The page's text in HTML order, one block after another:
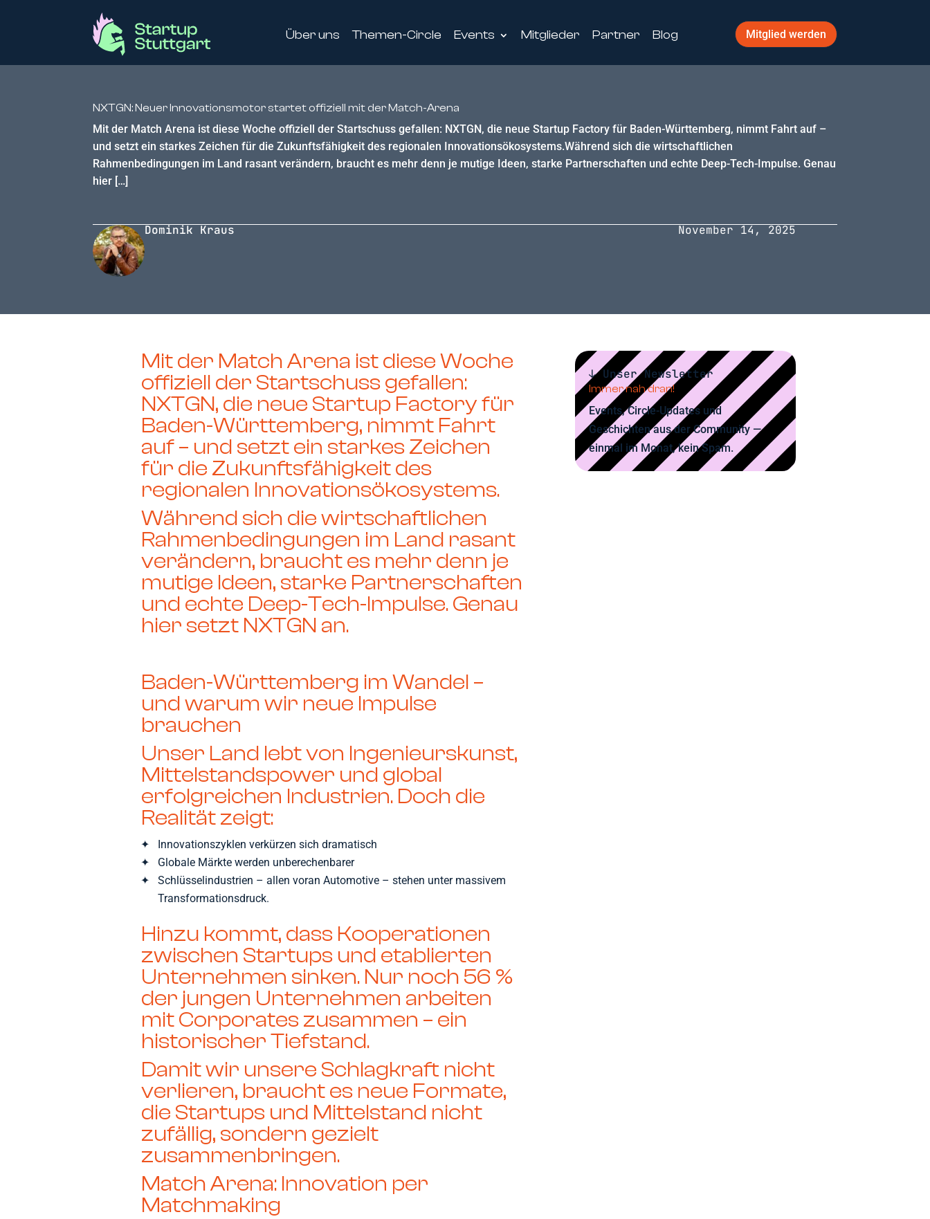
Über uns Themen-Circle Events Mitglieder Partner Blog Mitglied werden
NXTGN: Neuer Innovationsmotor startet offiziell mit der Match-Arena
Mit der Match Arena ist diese Woche offiziell der Startschuss gefallen: NXTGN, die neue Startup Factory für Baden-Württemberg, nimmt Fahrt auf –
und setzt ein starkes Zeichen für die Zukunftsfähigkeit des regionalen Innovationsökosystems.Während sich die wirtschaftlichen
Rahmenbedingungen im Land rasant verändern, braucht es mehr denn je mutige Ideen, starke Partnerschaften und echte Deep-Tech-Impulse. Genau
hier […]
Dominik Kraus November 14, 2025
Mit der Match Arena ist diese Woche
offiziell der Startschuss gefallen:
NXTGN, die neue Startup Factory für
Baden-Württemberg, nimmt Fahrt
auf – und setzt ein starkes Zeichen
für die Zukunftsfähigkeit des
regionalen Innovationsökosystems.
Während sich die wirtschaftlichen
Rahmenbedingungen im Land rasant
verändern, braucht es mehr denn je
mutige Ideen, starke Partnerschaften
und echte Deep-Tech-Impulse. Genau
hier setzt NXTGN an.
Baden-Württemberg im Wandel –
und warum wir neue Impulse
brauchen
Unser Land lebt von Ingenieurskunst,
Mittelstandspower und global
erfolgreichen Industrien. Doch die
Realität zeigt:
Innovationszyklen verkürzen sich dramatisch
Globale Märkte werden unberechenbarer
Schlüsselindustrien – allen voran Automotive – stehen unter massivem
Transformationsdruck.
Hinzu kommt, dass Kooperationen
zwischen Startups und etablierten
Unternehmen sinken. Nur noch 56 %
der jungen Unternehmen arbeiten
mit Corporates zusammen – ein
historischer Tiefstand.
Damit wir unsere Schlagkraft nicht
verlieren, braucht es neue Formate,
die Startups und Mittelstand nicht
zufällig, sondern gezielt
zusammenbringen.
Match Arena: Innovation per
Matchmaking
↓ Unser Newsletter
Immer nah dran!
Events, Circle-Updates und
Geschichten aus der Community —
einmal im Monat, kein Spam.